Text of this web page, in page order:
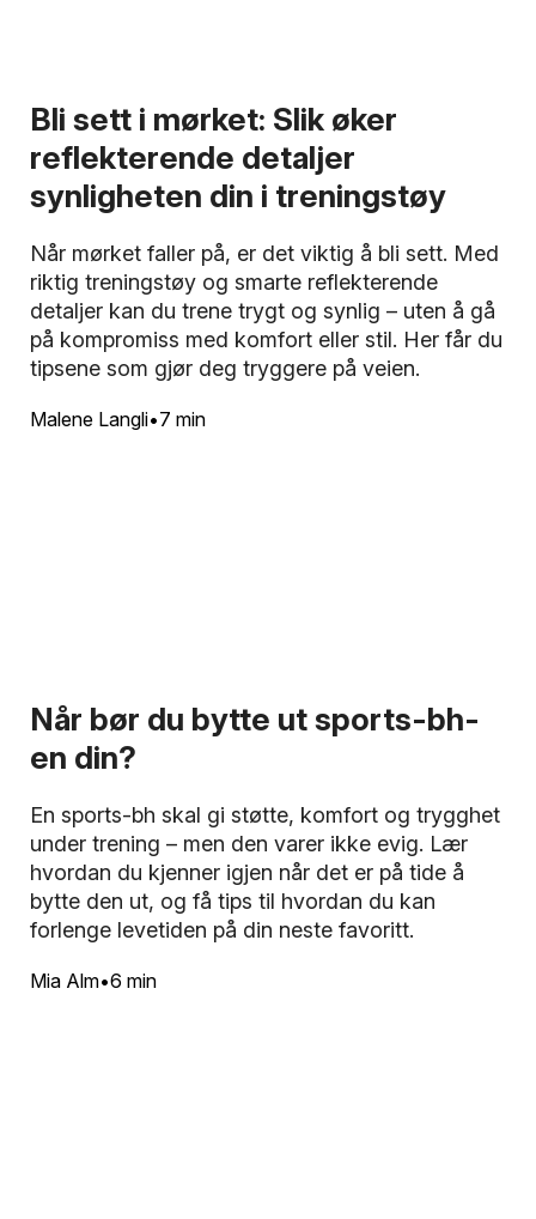
Bli sett i mørket: Slik øker
reflekterende detaljer
synligheten din i treningstøy
7 min
Når mørket faller på, er det viktig å bli sett. Med
riktig treningstøy og smarte reflekterende
detaljer kan du trene trygt og synlig – uten å gå
på kompromiss med komfort eller stil. Her får du
tipsene som gjør deg tryggere på veien.
Malene Langli
Når bør du bytte ut sports-bh-
en din?
6 min
En sports-bh skal gi støtte, komfort og trygghet
under trening – men den varer ikke evig. Lær
hvordan du kjenner igjen når det er på tide å
bytte den ut, og få tips til hvordan du kan
forlenge levetiden på din neste favoritt.
Mia Alm